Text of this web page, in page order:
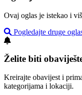
Ovaj oglas je istekao i
Pogledajte druge
Želite biti
Kreirajte obavijest i
kategorijama i lokaciji.